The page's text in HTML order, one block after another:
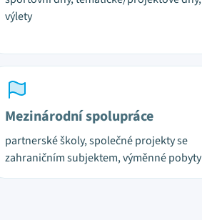
výlety
Mezinárodní spolupráce
partnerské školy, společné projekty se
zahraničním subjektem, výměnné pobyty